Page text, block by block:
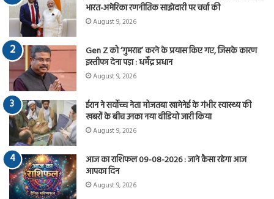
भारत-अमेरिका रणनीतिक साझेदारी पर चर्चा की
August 9, 2026
Gen Z को ‘गुमराह’ करने के प्रयास किए गए, जिसके कारण
इस्तीफा देना पड़ा : धर्मेंद्र प्रधान
August 9, 2026
ईरान ने सर्वोच्च नेता मोजतबा खामेनेई के गंभीर स्वास्थ्य की
खबरों के बीच उनका नया वीडियो जारी किया
August 9, 2026
आज का राशिफल 09-08-2026 : जाने कैसा रहेगा आज
आपका दिन
August 9, 2026